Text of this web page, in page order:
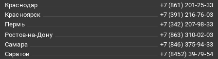
Краснодар
+7 (861) 201-25-33
Красноярск
+7 (391) 216-76-03
Пермь
+7 (342) 207-98-33
Ростов-на-Дону
+7 (863) 310-02-03
Самара
+7 (846) 375-94-33
Саратов
+7 (8452) 39-79-54